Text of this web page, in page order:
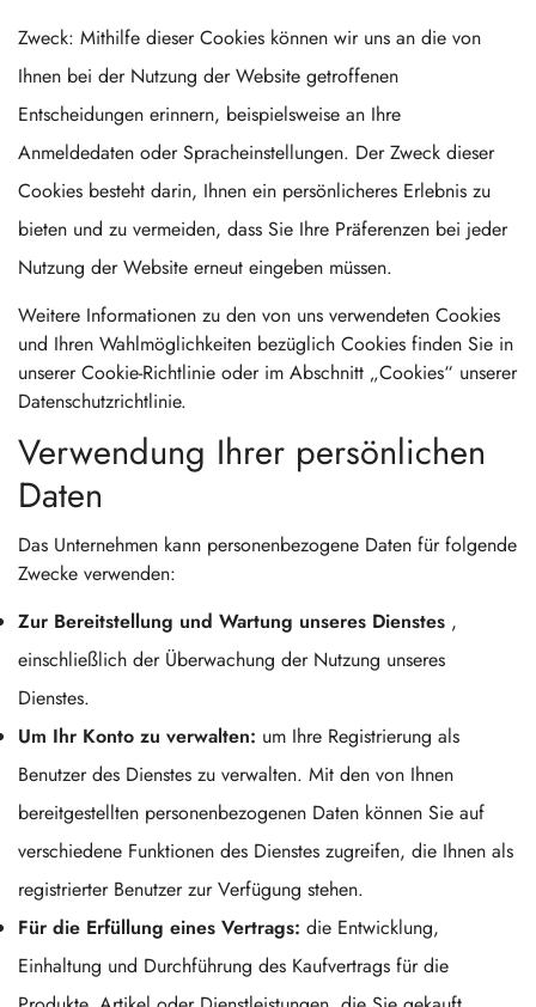
Zweck: Mithilfe dieser Cookies können wir uns an die von
Ihnen bei der Nutzung der Website getroffenen
Entscheidungen erinnern, beispielsweise an Ihre
Anmeldedaten oder Spracheinstellungen. Der Zweck dieser
Cookies besteht darin, Ihnen ein persönlicheres Erlebnis zu
bieten und zu vermeiden, dass Sie Ihre Präferenzen bei jeder
Nutzung der Website erneut eingeben müssen.
Weitere Informationen zu den von uns verwendeten Cookies
und Ihren Wahlmöglichkeiten bezüglich Cookies finden Sie in
unserer Cookie-Richtlinie oder im Abschnitt „Cookies“ unserer
Datenschutzrichtlinie.
Verwendung Ihrer persönlichen
Daten
Das Unternehmen kann personenbezogene Daten für folgende
Zwecke verwenden:
Zur Bereitstellung und Wartung unseres Dienstes ,
einschließlich der Überwachung der Nutzung unseres
Dienstes.
Um Ihr Konto zu verwalten: um Ihre Registrierung als
Benutzer des Dienstes zu verwalten. Mit den von Ihnen
bereitgestellten personenbezogenen Daten können Sie auf
verschiedene Funktionen des Dienstes zugreifen, die Ihnen als
registrierter Benutzer zur Verfügung stehen.
Für die Erfüllung eines Vertrags: die Entwicklung,
Einhaltung und Durchführung des Kaufvertrags für die